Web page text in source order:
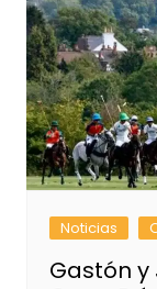
Noticias
Gastón y